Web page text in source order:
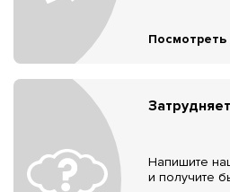
Посмотреть
Напишите
и получите